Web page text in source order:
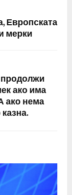
Европската
мерки
продолжи
ако има
ако нема